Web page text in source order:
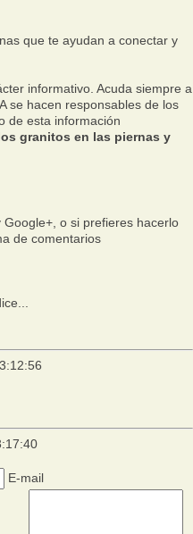
que te ayudan a conectar y
informativo. Acuda siempre a
se hacen responsables de los
de esta información
granitos en las piernas y
o si prefieres hacerlo
de comentarios
E-mail